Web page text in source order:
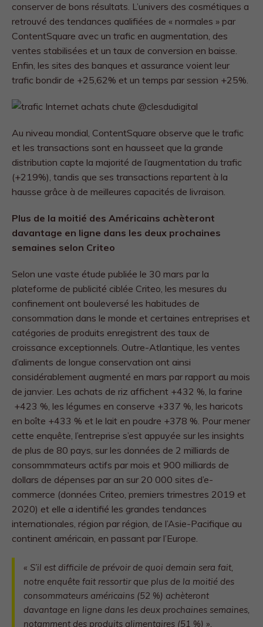
conserver de bons résultats. L’univers des cosmétiques a
retrouvé des tendances qualifiées de « normales » par
ContentSquare avec un trafic en augmentation, des
ventes stabilisées et un taux de conversion en baisse.
Enfin, les sites des banques et assurance voient leur
trafic bondir de +25,62% et un temps par session +25%.
Au niveau mondial, ContentSquare observe que le trafic
et les transactions sont en hausseet que la grande
distribution capte la majorité de l’augmentation du trafic
(+219%), tandis que ses transactions repartent à la
hausse grâce à de meilleures capacités de livraison.
Plus de la moitié des Américains achèteront
davantage en ligne dans les deux prochaines
semaines selon Criteo
Selon une vaste étude publiée le 30 mars par la
plateforme de publicité ciblée Criteo, les mesures du
confinement ont bouleversé les habitudes de
consommation dans le monde et certaines entreprises et
catégories de produits enregistrent des taux de
croissance exceptionnels. Outre-Atlantique, les ventes
d’aliments de longue conservation ont ainsi
considérablement augmenté en mars par rapport au mois
de janvier. Les achats de riz affichent +432 %, la farine
+423 %, les légumes en conserve +337 %, les haricots
en boîte +433 % et le lait en poudre +378 %. Pour mener
cette enquête, l’entreprise s’est appuyée sur les insights
de plus de 80 pays, sur les données de 2 milliards de
consommmateurs actifs par mois et 900 milliards de
dollars de dépenses par an sur 20 000 sites d’e-
commerce (données Criteo, premiers trimestres 2019 et
2020) et elle a identifié les grandes tendances
internationales, région par région, de l’Asie-Pacifique au
continent américain, en passant par l’Europe.
« S’il est difficile de prévoir de quoi demain sera fait,
notre enquête fait ressortir que plus de la moitié des
consommateurs américains (52 %) achèteront
davantage en ligne dans les deux prochaines semaines,
notamment des produits alimentaires (51 %) ».